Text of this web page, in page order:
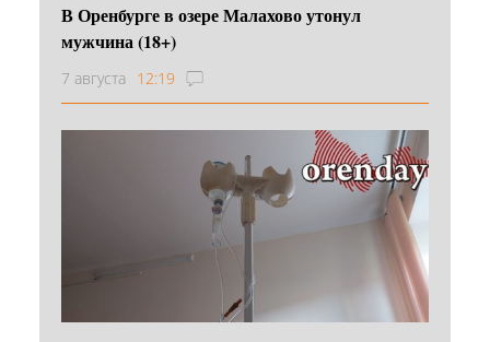
В Оренбурге в озере Малахово утонул
мужчина (18+)
7 августа 12:19